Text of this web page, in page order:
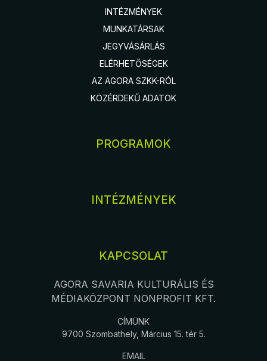
INTÉZMÉNYEK
MUNKATÁRSAK
JEGYVÁSÁRLÁS
ELÉRHETŐSÉGEK
AZ AGORA SZKK-RÓL
KÖZÉRDEKŰ ADATOK
PROGRAMOK
INTÉZMÉNYEK
KAPCSOLAT
AGORA SAVARIA KULTURÁLIS ÉS
MÉDIAKÖZPONT NONPROFIT KFT.
CÍMÜNK
9700 Szombathely, Március 15. tér 5.
EMAIL